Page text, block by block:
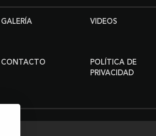
GALERÍA VIDEOS
CONTACTO
POLÍTICA DE
PRIVACIDAD